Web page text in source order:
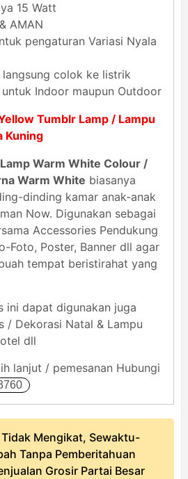
15 Watt
AMAN
pengaturan Variasi Nyala
langsung colok ke listrik
Indoor maupun Outdoor
Tumblr Lamp / Lampu
Kuning
Warm White Colour /
Warm White biasanya
dinding kamar anak-anak
Now. Digunakan sebagai
Accessories Pendukung
Foto, Poster, Banner dll agar
tempat beristirahat yang
ini dapat digunakan juga
/ Dekorasi Natal & Lampu
dll
lanjut / pemesanan Hubungi
Tidak Mengikat, Sewaktu-
Tanpa Pemberitahuan
Grosir Partai Besar